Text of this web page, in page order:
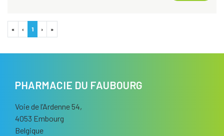
« ‹ 1 › »
PHARMACIE DU FAUBOURG
Voie de l’Ardenne 54,
4053 Embourg
Belgique